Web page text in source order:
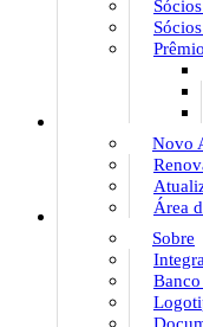
Novo
Área
Sobre